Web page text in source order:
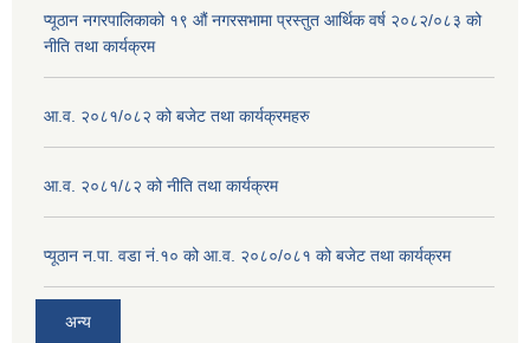
प्यूठान नगरपालिकाको १९ औं नगरसभामा प्रस्तुत आर्थिक वर्ष २०८२/०८३ को
नीति तथा कार्यक्रम
आ.व. २०८१/०८२ को बजेट तथा कार्यक्रमहरु
आ.व. २०८१/८२ को नीति तथा कार्यक्रम
प्यूठान न.पा. वडा नं.१० को आ.व. २०८०/०८१ को बजेट तथा कार्यक्रम
अन्य